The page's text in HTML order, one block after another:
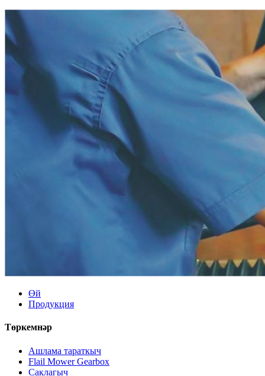
Өй
Продукция
Төркемнәр
Ашлама тараткыч
Flail Mower Gearbox
Саклагыч